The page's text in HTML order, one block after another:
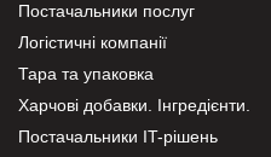
Постачальники послуг
Логістичні компанії
Тара та упаковка
Харчові добавки. Інгредієнти.
Постачальники IT-рішень